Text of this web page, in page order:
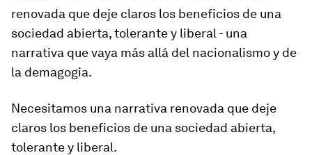
renovada que deje claros los beneficios de una
sociedad abierta, tolerante y liberal - una
narrativa que vaya más allá del nacionalismo y de
la demagogia.
Necesitamos una narrativa renovada que deje
claros los beneficios de una sociedad abierta,
tolerante y liberal.